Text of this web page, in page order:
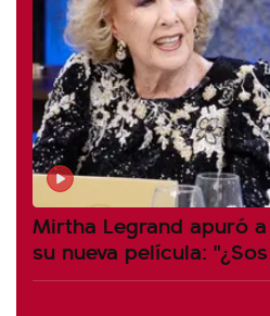
Mirtha Legrand apuró
su nueva película: